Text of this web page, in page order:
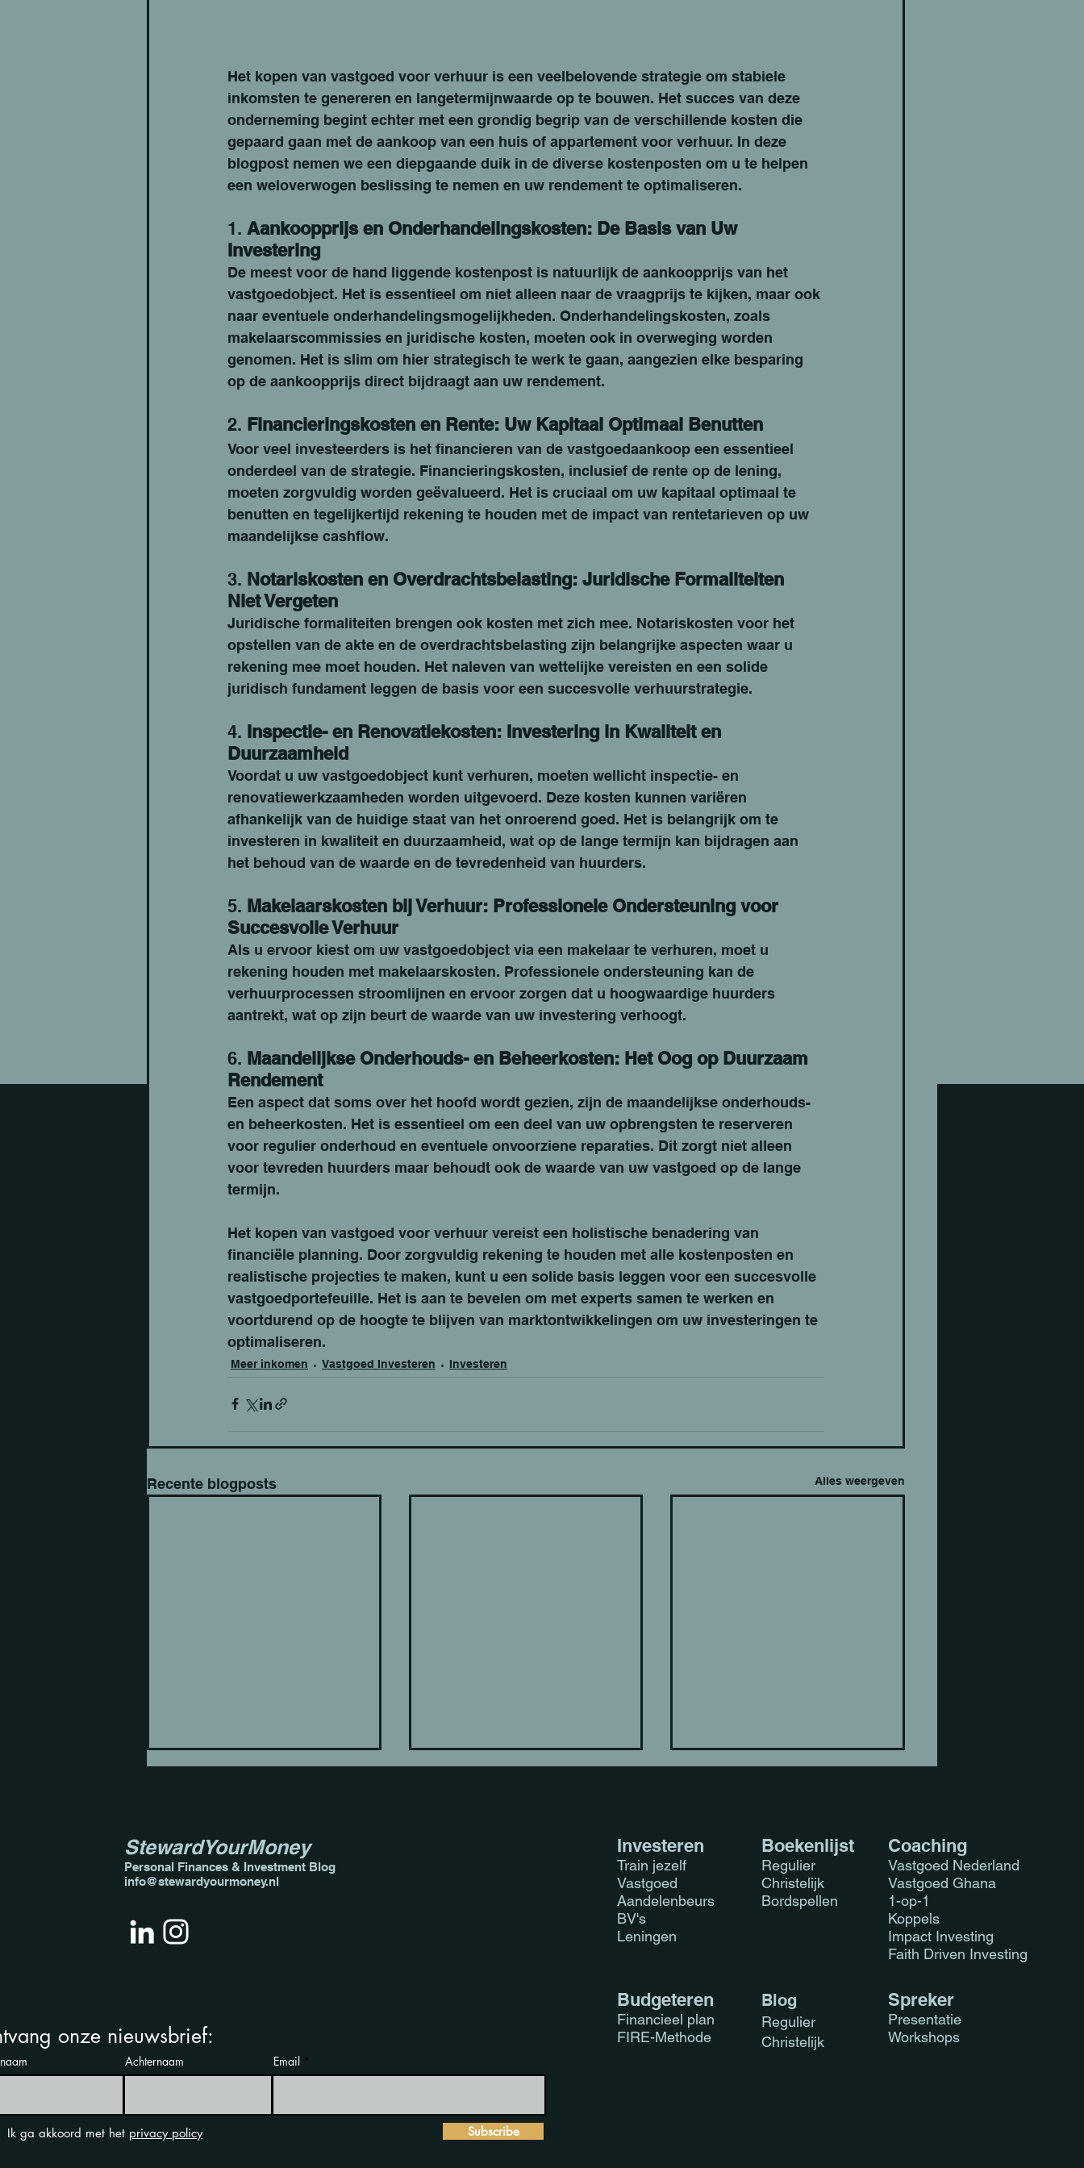
Het kopen van vastgoed voor verhuur is een veelbelovende strategie om stabiele
inkomsten te genereren en langetermijnwaarde op te bouwen. Het succes van deze
onderneming begint echter met een grondig begrip van de verschillende kosten die
gepaard gaan met de aankoop van een huis of appartement voor verhuur. In deze
blogpost nemen we een diepgaande duik in de diverse kostenposten om u te helpen
een weloverwogen beslissing te nemen en uw rendement te optimaliseren.
1. Aankoopprijs en Onderhandelingskosten: De Basis van Uw
Investering
De meest voor de hand liggende kostenpost is natuurlijk de aankoopprijs van het
vastgoedobject. Het is essentieel om niet alleen naar de vraagprijs te kijken, maar ook
naar eventuele onderhandelingsmogelijkheden. Onderhandelingskosten, zoals
makelaarscommissies en juridische kosten, moeten ook in overweging worden
genomen. Het is slim om hier strategisch te werk te gaan, aangezien elke besparing
op de aankoopprijs direct bijdraagt aan uw rendement.
2. Financieringskosten en Rente: Uw Kapitaal Optimaal Benutten
Voor veel investeerders is het financieren van de vastgoedaankoop een essentieel
onderdeel van de strategie. Financieringskosten, inclusief de rente op de lening,
moeten zorgvuldig worden geëvalueerd. Het is cruciaal om uw kapitaal optimaal te
benutten en tegelijkertijd rekening te houden met de impact van rentetarieven op uw
maandelijkse cashflow.
3. Notariskosten en Overdrachtsbelasting: Juridische Formaliteiten
Niet Vergeten
Juridische formaliteiten brengen ook kosten met zich mee. Notariskosten voor het
opstellen van de akte en de overdrachtsbelasting zijn belangrijke aspecten waar u
rekening mee moet houden. Het naleven van wettelijke vereisten en een solide
juridisch fundament leggen de basis voor een succesvolle verhuurstrategie.
4. Inspectie- en Renovatiekosten: Investering in Kwaliteit en
Duurzaamheid
Voordat u uw vastgoedobject kunt verhuren, moeten wellicht inspectie- en
renovatiewerkzaamheden worden uitgevoerd. Deze kosten kunnen variëren
afhankelijk van de huidige staat van het onroerend goed. Het is belangrijk om te
investeren in kwaliteit en duurzaamheid, wat op de lange termijn kan bijdragen aan
het behoud van de waarde en de tevredenheid van huurders.
5. Makelaarskosten bij Verhuur: Professionele Ondersteuning voor
Succesvolle Verhuur
Als u ervoor kiest om uw vastgoedobject via een makelaar te verhuren, moet u
rekening houden met makelaarskosten. Professionele ondersteuning kan de
verhuurprocessen stroomlijnen en ervoor zorgen dat u hoogwaardige huurders
aantrekt, wat op zijn beurt de waarde van uw investering verhoogt.
6. Maandelijkse Onderhouds- en Beheerkosten: Het Oog op Duurzaam
Rendement
Een aspect dat soms over het hoofd wordt gezien, zijn de maandelijkse onderhouds-
en beheerkosten. Het is essentieel om een deel van uw opbrengsten te reserveren
voor regulier onderhoud en eventuele onvoorziene reparaties. Dit zorgt niet alleen
voor tevreden huurders maar behoudt ook de waarde van uw vastgoed op de lange
termijn.
Het kopen van vastgoed voor verhuur vereist een holistische benadering van
financiële planning. Door zorgvuldig rekening te houden met alle kostenposten en
realistische projecties te maken, kunt u een solide basis leggen voor een succesvolle
vastgoedportefeuille. Het is aan te bevelen om met experts samen te werken en
voortdurend op de hoogte te blijven van marktontwikkelingen om uw investeringen te
optimaliseren.
Meer inkomen Vastgoed Investeren Investeren
Recente blogposts Alles weergeven
samengestelde rente: De
sleutel tot exponentiële
Wat is Faith Driven
StewardYourMoney
Personal Finances & Investment Blog
info@stewardyourmoney.nl
Investeren
Train jezelf
Vastgoed
Aandelenbeurs
BV's
Leningen
Boekenlijst
Regulier
Christelijk
Bordspellen
Budgeteren
Financieel plan
FIRE-Methode
Coaching
Vastgoed Nederland
Vastgoed Ghana
1-op-1
Koppels
Impact Investing
Faith Driven Investing
Spreker
Presentatie
Workshops
Blog
Regulier
Christelijk
onze nieuwsbrief:
Achternaam Email
Ik ga akkoord met het privacy policy Subscribe